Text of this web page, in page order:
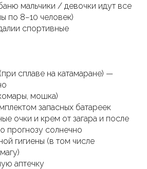
мальчики / девочки идут все
по 8−10 человек)
спортивные
сплаве на катамаране) —
мошка)
запасных батареек
очки и крем от загара и после
прогнозу солнечно
гигиены (в том числе
аптечку